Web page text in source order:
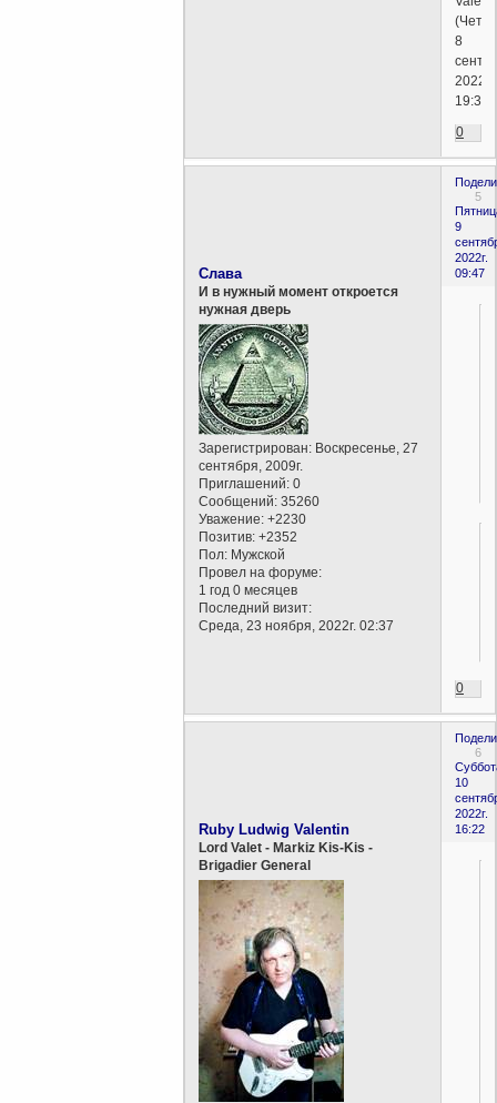
8
2022г.
19:34)
0
5
9
2022г.
09:47
Слава
И в нужный момент откроется
нужная дверь
Зарегистрирован: Воскресенье, 27
сентября, 2009г.
Приглашений: 0
Сообщений: 35260
Уважение: +2230
Позитив: +2352
Пол: Мужской
Провел на форуме:
1 год 0 месяцев
Последний визит:
Среда, 23 ноября, 2022г. 02:37
0
6
10
2022г.
16:22
Ruby Ludwig Valentin
Lord Valet - Markiz Kis-Kis -
Brigadier General